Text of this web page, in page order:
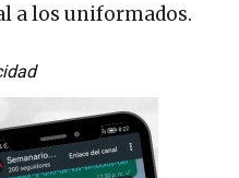
a los uniformados.